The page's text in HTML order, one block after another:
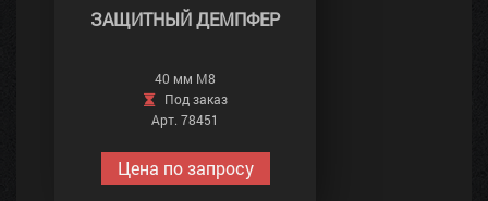
ЗАЩИТНЫЙ ДЕМПФЕР
40 мм М8
Под заказ
Арт. 78451
Цена по запросу